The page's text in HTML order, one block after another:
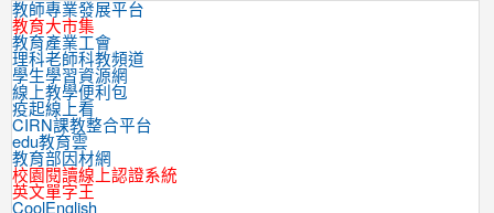
教師專業發展平台
教育大市集
教育產業工會
理科老師科教頻道
學生學習資源網
線上教學便利包
疫起線上看
CIRN課教整合平台
edu教育雲
教育部因材網
校園閱讀線上認證系統
英文單字王
CoolEnglish